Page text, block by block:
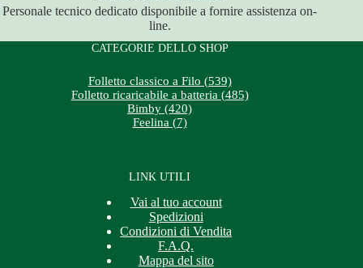
Personale tecnico dedicato disponibile a fornire assistenza on-
line.
CATEGORIE DELLO SHOP
Folletto classico a Filo (539)
Folletto ricaricabile a batteria (485)
Bimby (420)
Feelina (7)
LINK UTILI
Vai al tuo account
Spedizioni
Condizioni di Vendita
F.A.Q.
Mappa del sito